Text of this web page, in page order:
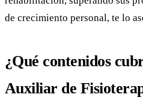
de crecimiento personal, te lo
¿Qué contenidos
Auxiliar de